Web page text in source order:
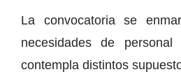
La convocatoria se
necesidades de
contempla distintos